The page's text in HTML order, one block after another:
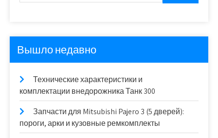
Вышло недавно
Технические характеристики и
комплектации внедорожника Танк 300
Запчасти для Mitsubishi Pajero 3 (5 дверей):
пороги, арки и кузовные ремкомплекты